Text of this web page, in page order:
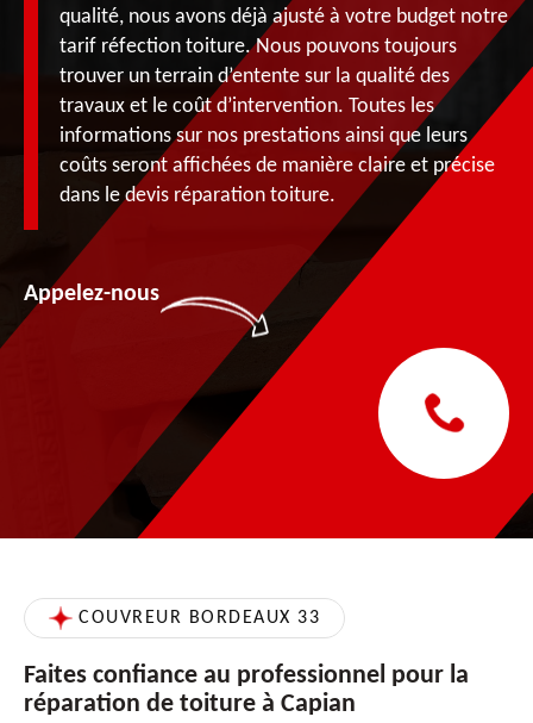
qualité, nous avons déjà ajusté à votre budget notre
tarif réfection toiture. Nous pouvons toujours
trouver un terrain d’entente sur la qualité des
travaux et le coût d’intervention. Toutes les
informations sur nos prestations ainsi que leurs
coûts seront affichées de manière claire et précise
dans le devis réparation toiture.
Appelez-nous
COUVREUR BORDEAUX 33
Faites confiance au professionnel pour la
réparation de toiture à Capian